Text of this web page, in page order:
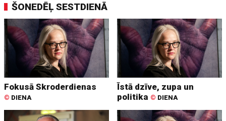
ŠONEDĒĻ SESTDIENĀ
Fokusā Skroderdienas
© DIENA
Īstā dzīve, zupa un
politika © DIENA